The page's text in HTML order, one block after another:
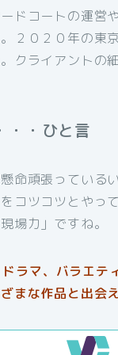
ドコートの運営
２０２０年の東
クライアントの
・・ひと言
命頑張っている
コツコツとやっ
場力」ですね。
ラマ、バラエテ
まな作品と出会